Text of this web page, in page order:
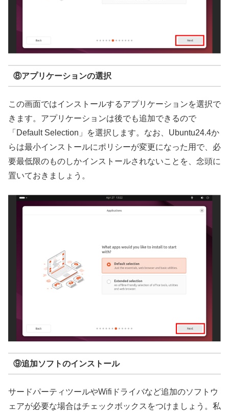
⑧アプリケーションの選択
この画面ではインストールするアプリケーションを選択で
きます。アプリケーションは後でも追加できるので
「Default Selection」を選択します。なお、Ubuntu24.4か
らは最小インストールにポリシーが変更になった用で、必
要最低限のものしかインストールされないことを、念頭に
置いておきましょう。
⑨追加ソフトのインストール
サードパーティツールやWifiドライバなど追加のソフトウ
ェアが必要な場合はチェックボックスをつけましょう。私